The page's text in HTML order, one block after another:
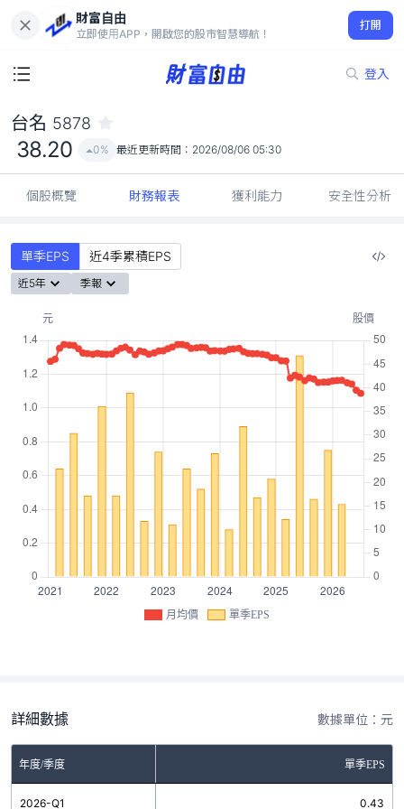
財富自由
立即使用APP，開啟您的股市智慧導航！
打開
登入
38.20
0%
台名 5878
38.20 0% 最近更新時間： 2026/08/06 05:30
個股概覽 財務報表 獲利能力 安全性分析
單季EPS 近4季累積EPS
近5年 季報
月均價 單季EPS
詳細數據 數據單位：元
年度/季度 單季EPS
2026-Q1 0.43